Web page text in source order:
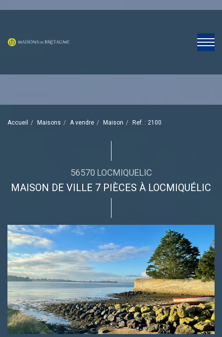
Accueil Maisons A vendre Maison Ref. : 2100
56570 LOCMIQUELIC
MAISON DE VILLE 7 PIÈCES À LOCMIQUÉLIC